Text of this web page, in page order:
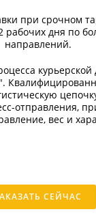
при срочном
рабочих дня по
направлений.
курьерской
отправления,
вес и
СЕЙЧАС